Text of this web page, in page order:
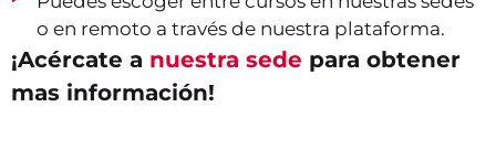
o en remoto a través de nuestra plataforma.
¡Acércate a nuestra sede para obtener
mas información!